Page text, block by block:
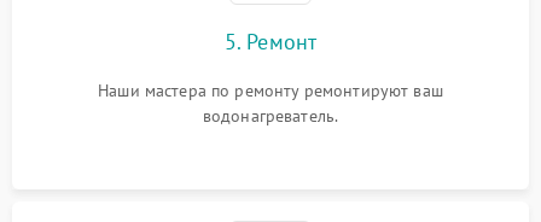
5. Ремонт
Наши мастера по ремонту ремонтируют ваш
водонагреватель.